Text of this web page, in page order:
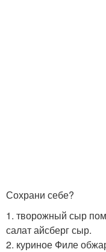
Пп-штрудель из
Сохрани себе?
1. творожный сыр
салат айсберг сыр.
2. куриное Филе